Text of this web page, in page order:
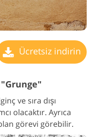
Ücretsiz indirin
ve sıra dışı
olacaktır. Ayrıca
görevi görebilir.